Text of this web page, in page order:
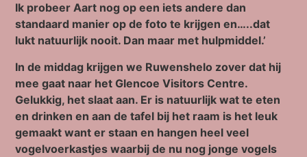
Ik probeer Aart nog op een iets andere dan
standaard manier op de foto te krijgen en…..dat
lukt natuurlijk nooit. Dan maar met hulpmiddel.’
In de middag krijgen we Ruwenshelo zover dat hij
mee gaat naar het Glencoe Visitors Centre.
Gelukkig, het slaat aan. Er is natuurlijk wat te eten
en drinken en aan de tafel bij het raam is het leuk
gemaakt want er staan en hangen heel veel
vogelvoerkastjes waarbij de nu nog jonge vogels